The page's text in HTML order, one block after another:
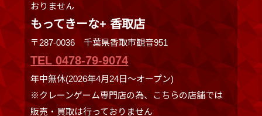
おりません
もってきーな+ 香取店
〒287-0036 千葉県香取市観音951
TEL 0478-79-9074
年中無休(2026年4月24日～オープン)
※クレーンゲーム専門店の為、こちらの店舗では
販売・買取は行っておりません